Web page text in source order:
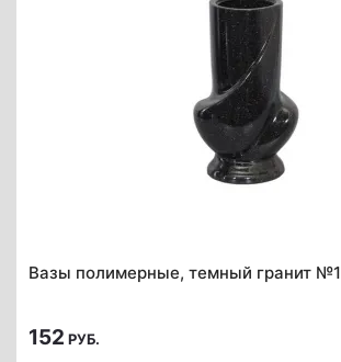
Вазы полимерные, темный гранит №1
152 РУБ.